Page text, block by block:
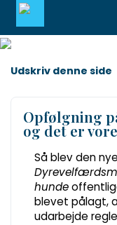
MEDLEMSLOGIN
WEBSHOP
Udskriv denne side
Opfølgning
og det er
Så blev den
hunde
blevet pålagt,
udarbejde